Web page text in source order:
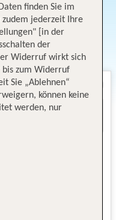
finden Sie im
zudem jederzeit Ihre
[in der
der
Widerruf wirkt sich
zum Widerruf
Sie „Ablehnen“
können keine
werden, nur